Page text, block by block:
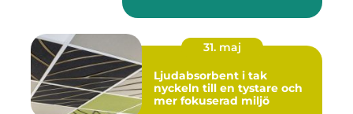
31. maj
Ljudabsorbent i tak
nyckeln till en tystare och
mer fokuserad miljö